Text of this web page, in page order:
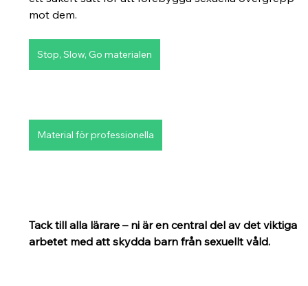
mot dem.
Stop, Slow, Go materialen
Material för professionella
Tack till alla lärare – ni är en central del av det viktiga
arbetet med att skydda barn från sexuellt våld.